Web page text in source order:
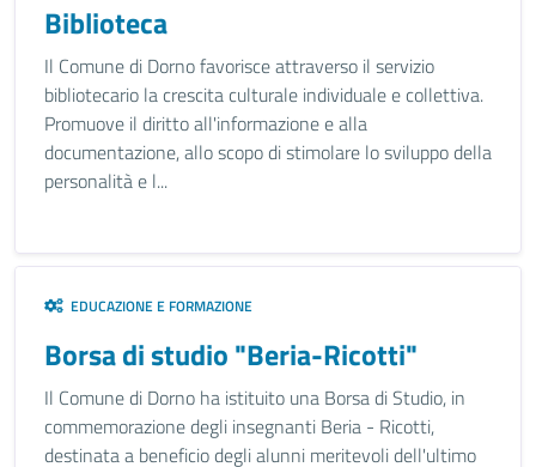
Biblioteca
Il Comune di Dorno favorisce attraverso il servizio
bibliotecario la crescita culturale individuale e collettiva.
Promuove il diritto all'informazione e alla
documentazione, allo scopo di stimolare lo sviluppo della
personalità e l...
EDUCAZIONE E FORMAZIONE
Borsa di studio "Beria-Ricotti"
Il Comune di Dorno ha istituito una Borsa di Studio, in
commemorazione degli insegnanti Beria - Ricotti,
destinata a beneficio degli alunni meritevoli dell'ultimo